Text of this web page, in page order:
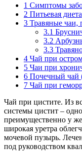
1 Симптомы
2 Питьевая диета
3 Травяные чаи,
3.1
3.2
3.3
4 Чай при
5 Чаи при
6 Почечный чай
7 Чай при
Чай при цистите. Из
системы цистит –
преимущественно у
широкая уретра
мочевой пузырь.
под руководством